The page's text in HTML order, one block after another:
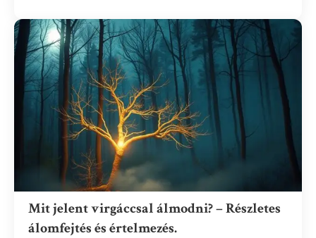
Mit jelent virgáccsal álmodni? – Részletes
álomfejtés és értelmezés.